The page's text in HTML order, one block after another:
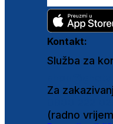
Kontakt:
Služba za
Za
(radno